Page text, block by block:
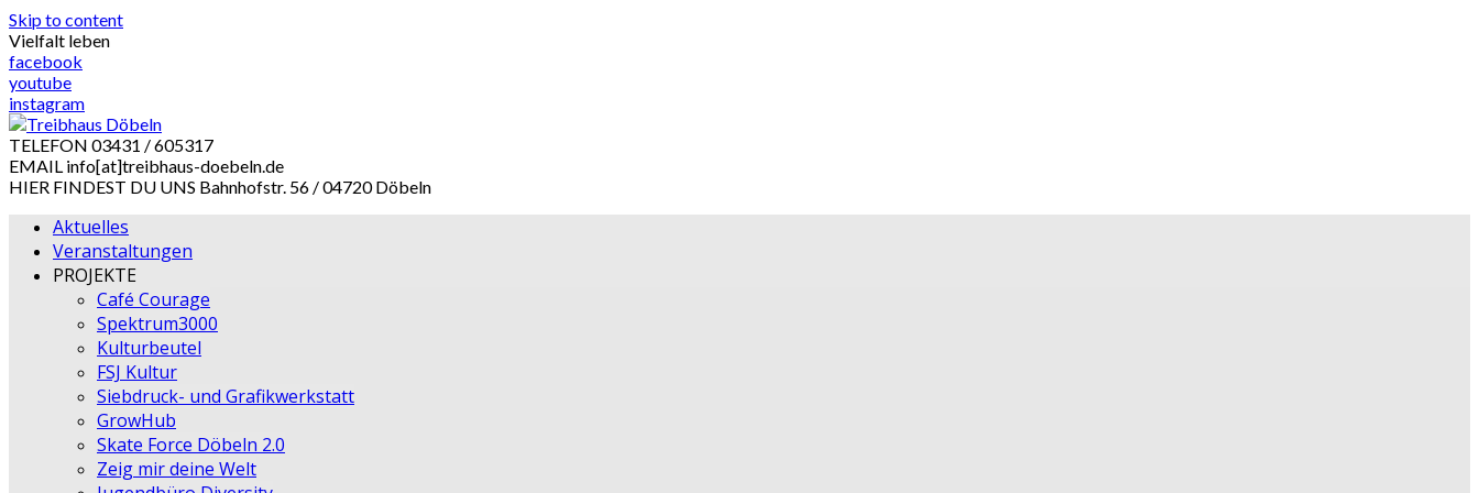
Skip to content
Vielfalt leben
facebook
youtube
instagram
TELEFON 03431 / 605317
EMAIL info[at]treibhaus-doebeln.de
HIER FINDEST DU UNS Bahnhofstr. 56 / 04720 Döbeln
Aktuelles
Veranstaltungen
PROJEKTE
Café Courage
Spektrum3000
Kulturbeutel
FSJ Kultur
Siebdruck- und Grafikwerkstatt
GrowHub
Skate Force Döbeln 2.0
Zeig mir deine Welt